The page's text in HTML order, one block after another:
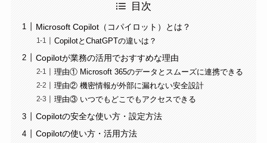
目次
Microsoft Copilot（コパイロット）とは？
CopilotとChatGPTの違いは？
Copilotが業務の活用でおすすめな理由
理由① Microsoft 365のデータとスムーズに連携できる
理由② 機密情報が外部に漏れない安全設計
理由③ いつでもどこでもアクセスできる
Copilotの安全な使い方・設定方法
Copilotの使い方・活用方法